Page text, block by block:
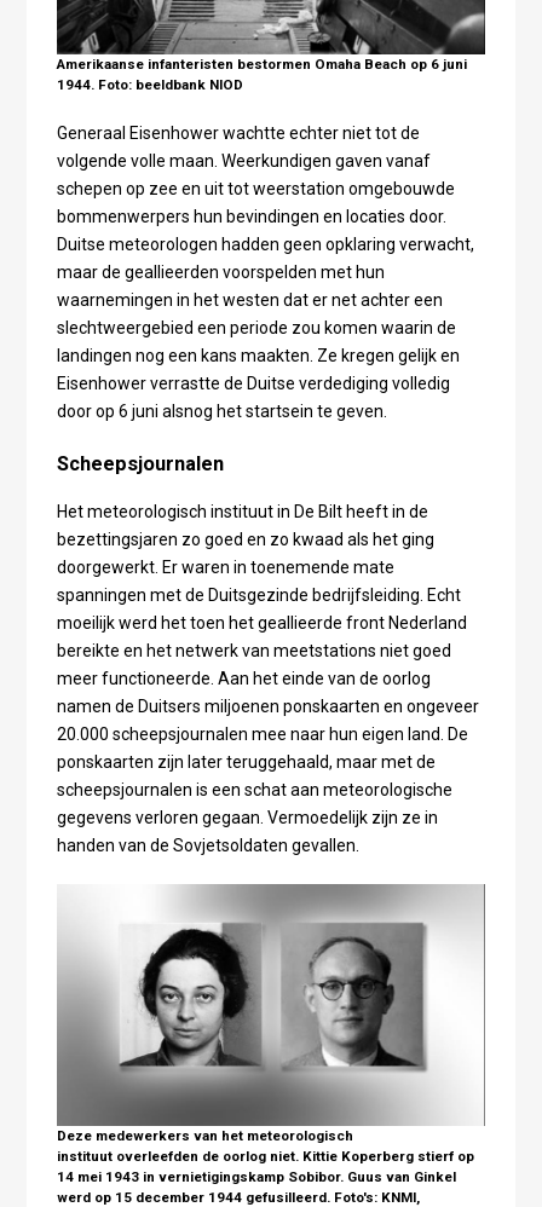
Amerikaanse infanteristen bestormen Omaha Beach op 6 juni
1944. Foto: beeldbank NIOD
Generaal Eisenhower wachtte echter niet tot de
volgende volle maan. Weerkundigen gaven vanaf
schepen op zee en uit tot weerstation omgebouwde
bommenwerpers hun bevindingen en locaties door.
Duitse meteorologen hadden geen opklaring verwacht,
maar de geallieerden voorspelden met hun
waarnemingen in het westen dat er net achter een
slechtweergebied een periode zou komen waarin de
landingen nog een kans maakten. Ze kregen gelijk en
Eisenhower verrastte de Duitse verdediging volledig
door op 6 juni alsnog het startsein te geven.
Scheepsjournalen
Het meteorologisch instituut in De Bilt heeft in de
bezettingsjaren zo goed en zo kwaad als het ging
doorgewerkt. Er waren in toenemende mate
spanningen met de Duitsgezinde bedrijfsleiding. Echt
moeilijk werd het toen het geallieerde front Nederland
bereikte en het netwerk van meetstations niet goed
meer functioneerde. Aan het einde van de oorlog
namen de Duitsers miljoenen ponskaarten en ongeveer
20.000 scheepsjournalen mee naar hun eigen land. De
ponskaarten zijn later teruggehaald, maar met de
scheepsjournalen is een schat aan meteorologische
gegevens verloren gegaan. Vermoedelijk zijn ze in
handen van de Sovjetsoldaten gevallen.
Deze medewerkers van het meteorologisch
instituut overleefden de oorlog niet. Kittie Koperberg stierf op
14 mei 1943 in vernietigingskamp Sobibor. Guus van Ginkel
werd op 15 december 1944 gefusilleerd. Foto's: KNMI,